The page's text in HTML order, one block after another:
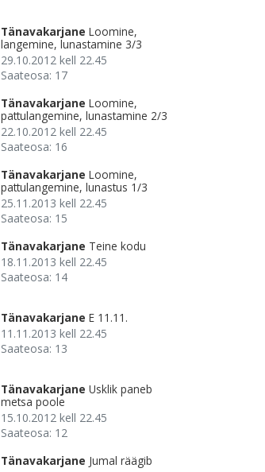
Tänavakarjane Loomine,
langemine, lunastamine 3/3
29.10.2012 kell 22.45
Saateosa: 17
Tänavakarjane Loomine,
pattulangemine, lunastamine 2/3
22.10.2012 kell 22.45
Saateosa: 16
Tänavakarjane Loomine,
pattulangemine, lunastus 1/3
25.11.2013 kell 22.45
Saateosa: 15
Tänavakarjane Teine kodu
18.11.2013 kell 22.45
Saateosa: 14
Tänavakarjane E 11.11.
11.11.2013 kell 22.45
Saateosa: 13
Tänavakarjane Usklik paneb
metsa poole
15.10.2012 kell 22.45
Saateosa: 12
Tänavakarjane Jumal räägib